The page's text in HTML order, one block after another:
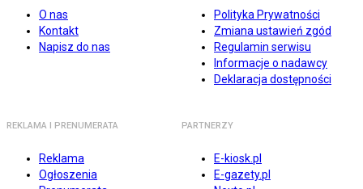
O nas
Kontakt
Napisz do nas
Polityka Prywatności
Zmiana ustawień zgód
Regulamin serwisu
Informacje o nadawcy
Deklaracja dostępności
REKLAMA I PRENUMERATA
Reklama
Ogłoszenia
PARTNERZY
E-kiosk.pl
E-gazety.pl